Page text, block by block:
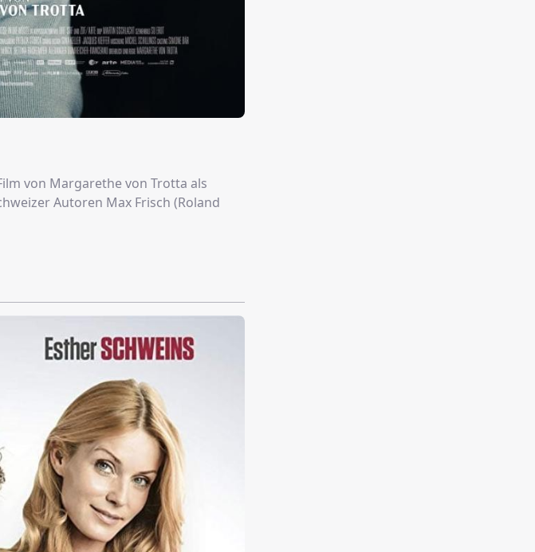
von Margarethe von Trotta als
Autoren Max Frisch (Roland